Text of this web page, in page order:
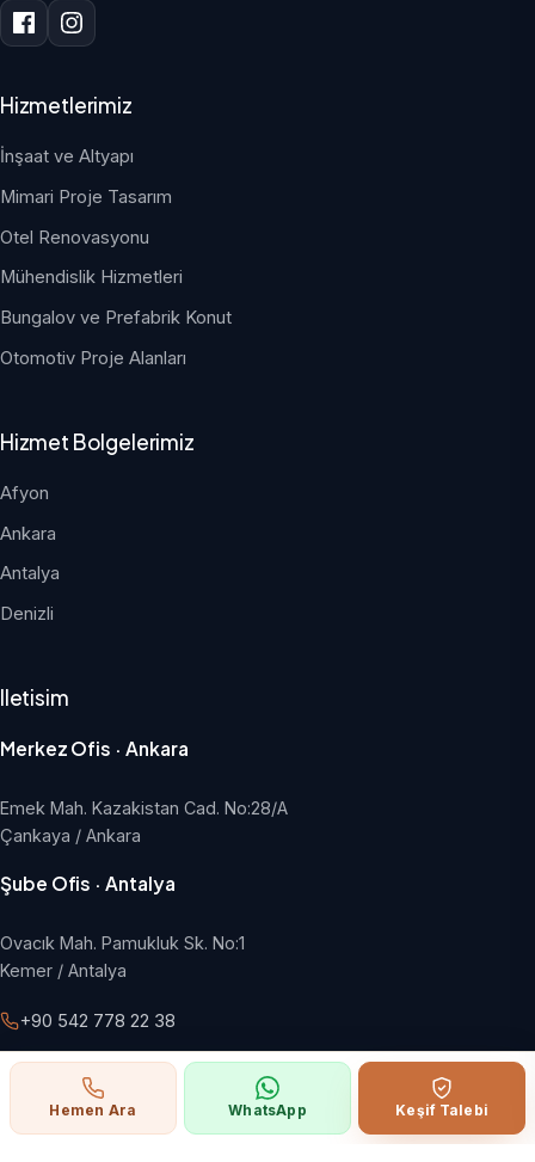
Hizmetlerimiz
İnşaat ve Altyapı
Mimari Proje Tasarım
Otel Renovasyonu
Mühendislik Hizmetleri
Bungalov ve Prefabrik Konut
Otomotiv Proje Alanları
Hizmet Bolgelerimiz
Afyon
Ankara
Antalya
Denizli
Iletisim
Merkez Ofis · Ankara
Emek Mah. Kazakistan Cad. No:28/A
Çankaya / Ankara
Şube Ofis · Antalya
Ovacık Mah. Pamukluk Sk. No:1
Kemer / Antalya
+90 542 778 22 38
info@hangargroup.com.tr
Pazartesi - Cuma, 09:00 - 18:00
Hemen Ara WhatsApp Keşif Talebi